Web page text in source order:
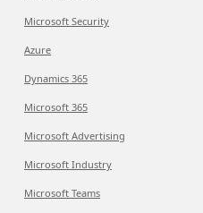
Microsoft Security
Azure
Dynamics 365
Microsoft 365
Microsoft Advertising
Microsoft Industry
Microsoft Teams